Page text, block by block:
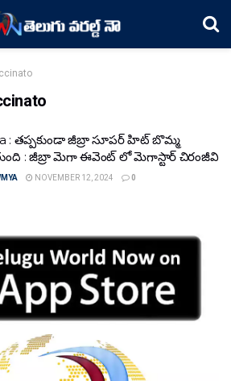
: తప్పకుండా జీబ్రా సూపర్ హిట్ బొమ్మ
: జీబ్రా మెగా ఈవెంట్ లో మెగాస్టార్ చిరంజీవి
NOVEMBER 12, 2024 0